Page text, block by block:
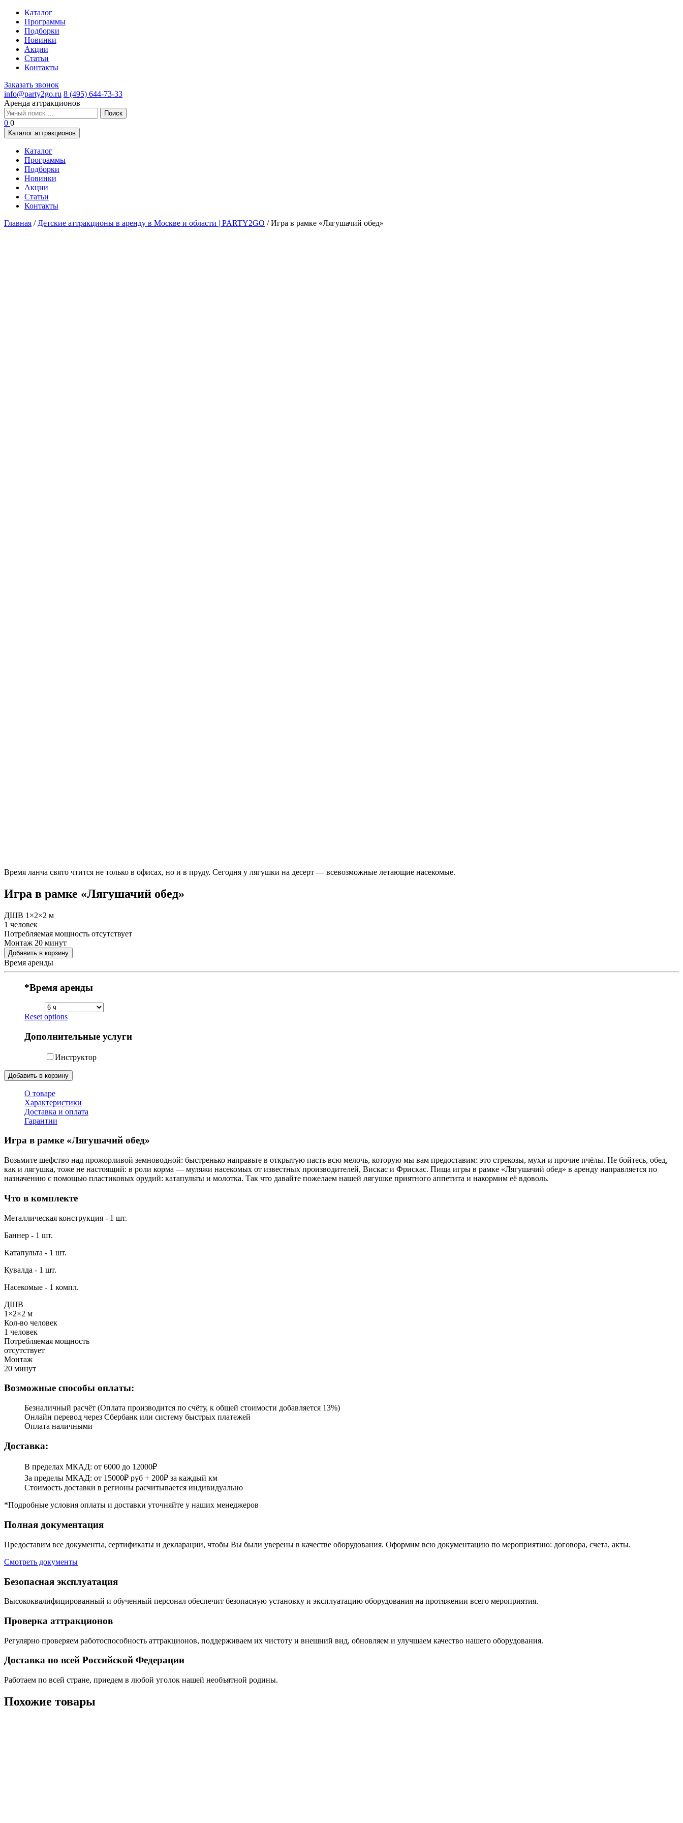
Каталог
Программы
Подборки
Новинки
Акции
Статьи
Контакты
Заказать звонок
info@party2go.ru 8 (495) 644-73-33
Аренда аттракционов
Найти:
0 0
Каталог аттракционов
Каталог
Программы
Подборки
Новинки
Акции
Статьи
Контакты
Главная / Детские аттракционы в аренду в Москве и области | PARTY2GO /Игра в рамке «Лягушачий обед»
Время ланча свято чтится не только в офисах, но и в пруду. Сегодня у лягушки на десерт — всевозможные летающие насекомые.
Игра в рамке «Лягушачий обед»
ДШВ 1×2×2 м
1 человек
Потребляемая мощность отсутствует
Монтаж 20 минут
Добавить в корзину
Время аренды
*Время аренды
Reset options
Дополнительные услуги
Инструктор
Добавить в корзину
О товаре
Характеристики
Доставка и оплата
Гарантии
Игра в рамке «Лягушачий обед»
Возьмите шефство над прожорливой земноводной: быстренько направьте в открытую пасть всю мелочь, которую мы вам предоставим: это стрекозы, мухи и прочие пчёлы. Не бойтесь, обед,
как и лягушка, тоже не настоящий: в роли корма — муляжи насекомых от известных производителей, Вискас и Фрискас. Пища игры в рамке «Лягушачий обед» в аренду направляется по
назначению с помощью пластиковых орудий: катапульты и молотка. Так что давайте пожелаем нашей лягушке приятного аппетита и накормим её вдоволь.
Что в комплекте
Металлическая конструкция - 1 шт.
Баннер - 1 шт.
Катапульта - 1 шт.
Кувалда - 1 шт.
Насекомые - 1 компл.
ДШВ
1×2×2 м
Кол-во человек
1 человек
Потребляемая мощность
отсутствует
Монтаж
20 минут
Возможные способы оплаты:
Безналичный расчёт (Оплата производится по счёту, к общей стоимости добавляется 13%)
Онлайн перевод через Сбербанк или систему быстрых платежей
Оплата наличными
Доставка:
В пределах МКАД: от 6000 до 12000₽
За пределы МКАД: от 15000₽ руб + 200₽ за каждый км
Стоимость доставки в регионы расчитывается индивидуально
*Подробные условия оплаты и доставки уточняйте у наших менеджеров
Полная документация
Предоставим все документы, сертификаты и декларации, чтобы Вы были уверены в качестве оборудования. Оформим всю документацию по мероприятию: договора, счета, акты.
Смотреть документы
Безопасная эксплуатация
Высококвалифицированный и обученный персонал обеспечит безопасную установку и эксплуатацию оборудования на протяжении всего мероприятия.
Проверка аттракционов
Регулярно проверяем работоспособность аттракционов, поддерживаем их чистоту и внешний вид, обновляем и улучшаем качество нашего оборудования.
Доставка по всей Российской Федерации
Работаем по всей стране, приедем в любой уголок нашей необъятной родины.
Похожие товары